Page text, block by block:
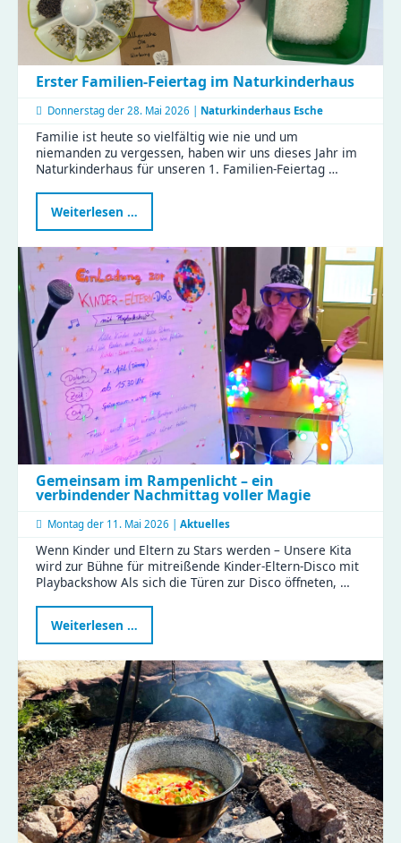
Erster Familien-Feiertag im Naturkinderhaus
Donnerstag der 28. Mai 2026 | Naturkinderhaus Esche
Familie ist heute so vielfältig wie nie und um
niemanden zu vergessen, haben wir uns dieses Jahr im
Naturkinderhaus für unseren 1. Familien-Feiertag …
Weiterlesen …
Familien-
Feiertag
Naturkinderhaus
Gemeinsam im Rampenlicht – ein
verbindender Nachmittag voller Magie
Montag der 11. Mai 2026 | Aktuelles
Wenn Kinder und Eltern zu Stars werden – Unsere Kita
wird zur Bühne für mitreißende Kinder-Eltern-Disco mit
Playbackshow Als sich die Türen zur Disco öffneten, …
Weiterlesen …
im
–
ein
verbindender
Nachmittag
voller
Magie